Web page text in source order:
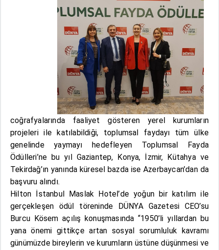
coğrafyalarında faaliyet gösteren yerel kurumların
projeleri ile katılabildiği, toplumsal faydayı tüm ülke
genelinde yaymayı hedefleyen Toplumsal Fayda
Ödülleri’ne bu yıl Gaziantep, Konya, İzmir, Kütahya ve
Tekirdağ’ın yanında küresel bazda ise Azerbaycan’dan da
başvuru alındı.
Hilton İstanbul Maslak Hotel’de yoğun bir katılım ile
gerçekleşen ödül töreninde DÜNYA Gazetesi CEO’su
Burcu Kösem açılış konuşmasında “1950’li yıllardan bu
yana önemi gittikçe artan sosyal sorumluluk kavramı
günümüzde bireylerin ve kurumların üstüne düşünmesi ve